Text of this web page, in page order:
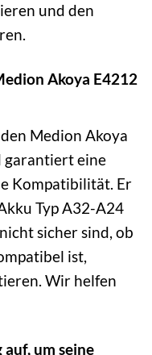
und den
Akoya E4212
Medion Akoya
garantiert eine
Kompatibilität. Er
Typ A32-A24
sicher sind, ob
ist,
Wir helfen
um seine